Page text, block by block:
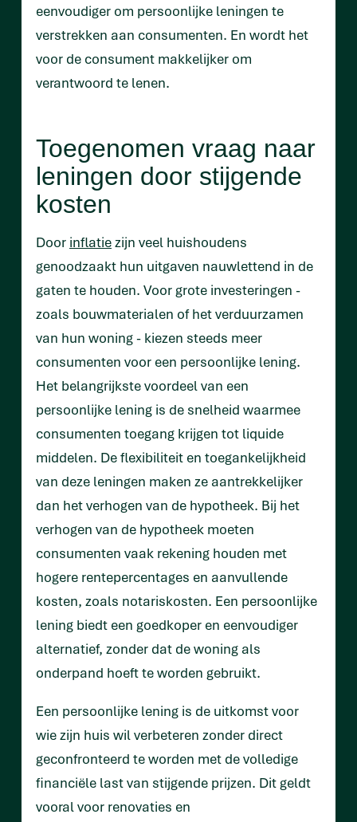
eenvoudiger om persoonlijke leningen te
verstrekken aan consumenten. En wordt het
voor de consument makkelijker om
verantwoord te lenen.
Toegenomen vraag naar
leningen door stijgende
kosten
Door inflatiezijn veel huishoudens
genoodzaakt hun uitgaven nauwlettend in de
gaten te houden. Voor grote investeringen -
zoals bouwmaterialen of het verduurzamen
van hun woning - kiezen steeds meer
consumenten voor een persoonlijke lening.
Het belangrijkste voordeel van een
persoonlijke lening is de snelheid waarmee
consumenten toegang krijgen tot liquide
middelen. De flexibiliteit en toegankelijkheid
van deze leningen maken ze aantrekkelijker
dan het verhogen van de hypotheek. Bij het
verhogen van de hypotheek moeten
consumenten vaak rekening houden met
hogere rentepercentages en aanvullende
kosten, zoals notariskosten. Een persoonlijke
lening biedt een goedkoper en eenvoudiger
alternatief, zonder dat de woning als
onderpand hoeft te worden gebruikt.
Een persoonlijke lening is de uitkomst voor
wie zijn huis wil verbeteren zonder direct
geconfronteerd te worden met de volledige
financiële last van stijgende prijzen. Dit geldt
vooral voor renovaties en